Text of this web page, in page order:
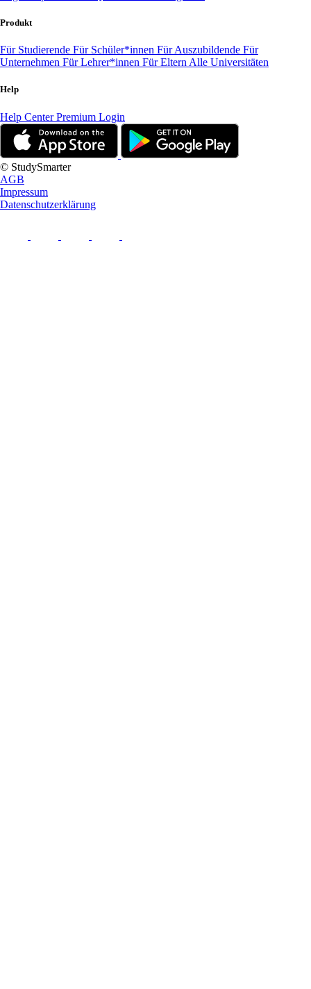
Produkt
Für Studierende Für Schüler*innen Für Auszubildende Für
Unternehmen Für Lehrer*innen Für Eltern Alle Universitäten
Help
Help CenterPremium Login
© StudySmarter
AGB
Impressum
Datenschutzerklärung